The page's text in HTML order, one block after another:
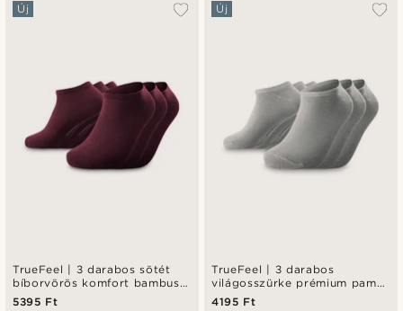
TrueFeel | 3 darabos sötét
bíborvörös komfort bambusz
bokazokni szett
Új
5395 Ft
TrueFeel | 3 darabos
világosszürke prémium pamut
bokazokni szett
Új
4195 Ft